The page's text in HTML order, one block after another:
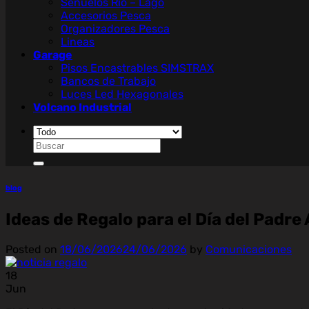
Accesorios Pesca
Organizadores Pesca
Lineas
Garage
Pisos Encastrables SIMSTRAX
Bancos de Trabajo
Luces Led Hexagonales
Volcano Industrial
Buscar
por:
blog
Ideas de Regalo para el Día del
Posted on 18/06/202624/06/2026 by Comunicaciones
18
Jun